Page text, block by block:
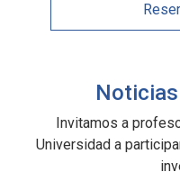
Invitamos a
Universidad a